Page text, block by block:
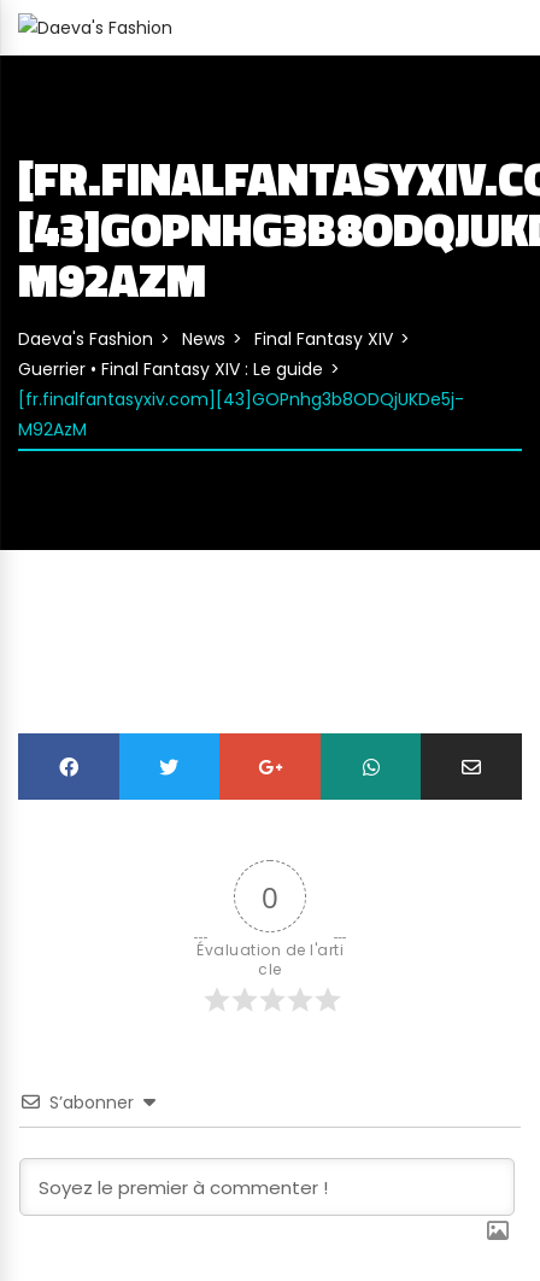
M92AZM
Daeva's Fashion News
Final Fantasy XIV
Guerrier • Final Fantasy XIV : Le guide
[fr.finalfantasyxiv.com][43]GOPnhg3b8ODQjUKDe5j-
M92AzM
0
Évaluation de l'arti
cle
S’abonner